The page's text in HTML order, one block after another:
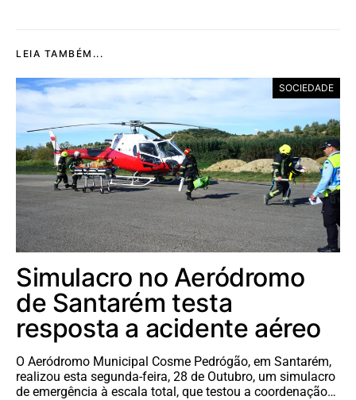
LEIA TAMBÉM...
SOCIEDADE
Simulacro no Aeródromo
de Santarém testa
resposta a acidente aéreo
O Aeródromo Municipal Cosme Pedrógão, em Santarém,
realizou esta segunda-feira, 28 de Outubro, um simulacro
de emergência à escala total, que testou a coordenação…